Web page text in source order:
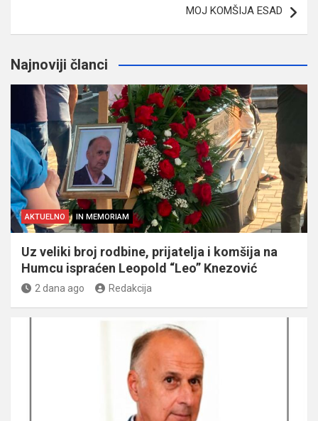
MOJ KOMŠIJA ESAD
Najnoviji članci
AKTUELNO IN MEMORIAM
Uz veliki broj rodbine, prijatelja i komšija na
Humcu ispraćen Leopold “Leo” Knezović
2 dana ago Redakcija